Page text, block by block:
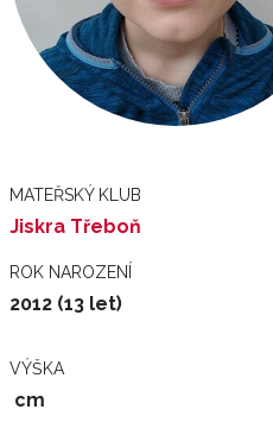
MATEŘSKÝ KLUB
Jiskra Třeboň
ROK NAROZENÍ
2012 (13 let)
VÝŠKA
cm